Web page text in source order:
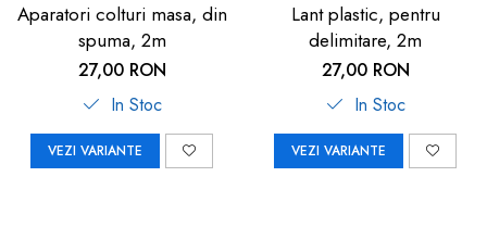
Aparatori colturi masa, din
spuma, 2m
27,00 RON
In Stoc
VEZI VARIANTE
Lant plastic, pentru
delimitare, 2m
27,00 RON
In Stoc
VEZI VARIANTE